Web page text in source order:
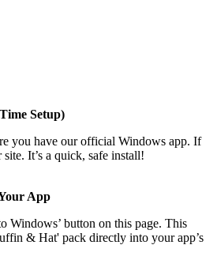
Setup)
you have our official Windows app. If
It’s a quick, safe install!
App
Windows’ button on this page. This
& Hat' pack directly into your app’s